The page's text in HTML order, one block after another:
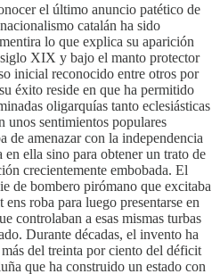
el último anuncio patético de
catalán ha sido
lo que explica su aparición
XIX y bajo el manto protector
inicial reconocido entre otros por
éxito reside en que ha permitido
oligarquías tanto eclesiásticas
unos sentimientos populares
de amenazar con la independencia
en ella sino para obtener un trato de
crecientemente embobada. El
de bombero pirómano que excitaba
roba para luego presentarse en
controlaban a esas mismas turbas
Durante décadas, el invento ha
del treinta por ciento del déficit
que ha construido un estado con